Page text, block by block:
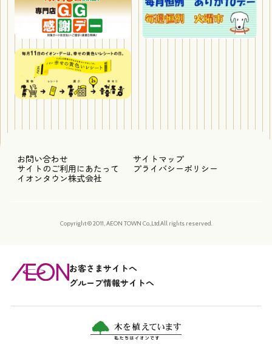
お問い合わせ
サイトマップ
サイトのご利用にあたって
プライバシーポリシー
イオンタウン株式会社
Copyright © 2011, AEON TOWN Co.,Ltd.All rights reserved.
お客さまサイトへ
グループ情報サイトへ